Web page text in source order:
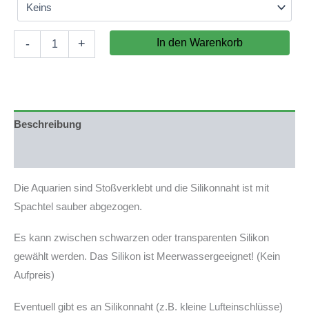
-
150x100x70cm
Lager)
+ In den Warenkorb
Beschreibung
Die Aquarien sind Stoßverklebt und die Silikonnaht ist mit
Spachtel sauber abgezogen.
Es kann zwischen schwarzen oder transparenten Silikon
gewählt werden. Das Silikon ist Meerwassergeeignet! (Kein
Aufpreis)
Eventuell gibt es an Silikonnaht (z.B. kleine Lufteinschlüsse)